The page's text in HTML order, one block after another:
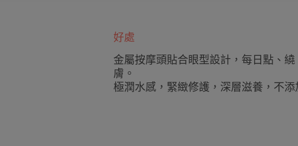
好處
金屬按摩頭貼合眼型設計，每日點、
膚。
極潤水感，緊緻修護，深層滋養，不添